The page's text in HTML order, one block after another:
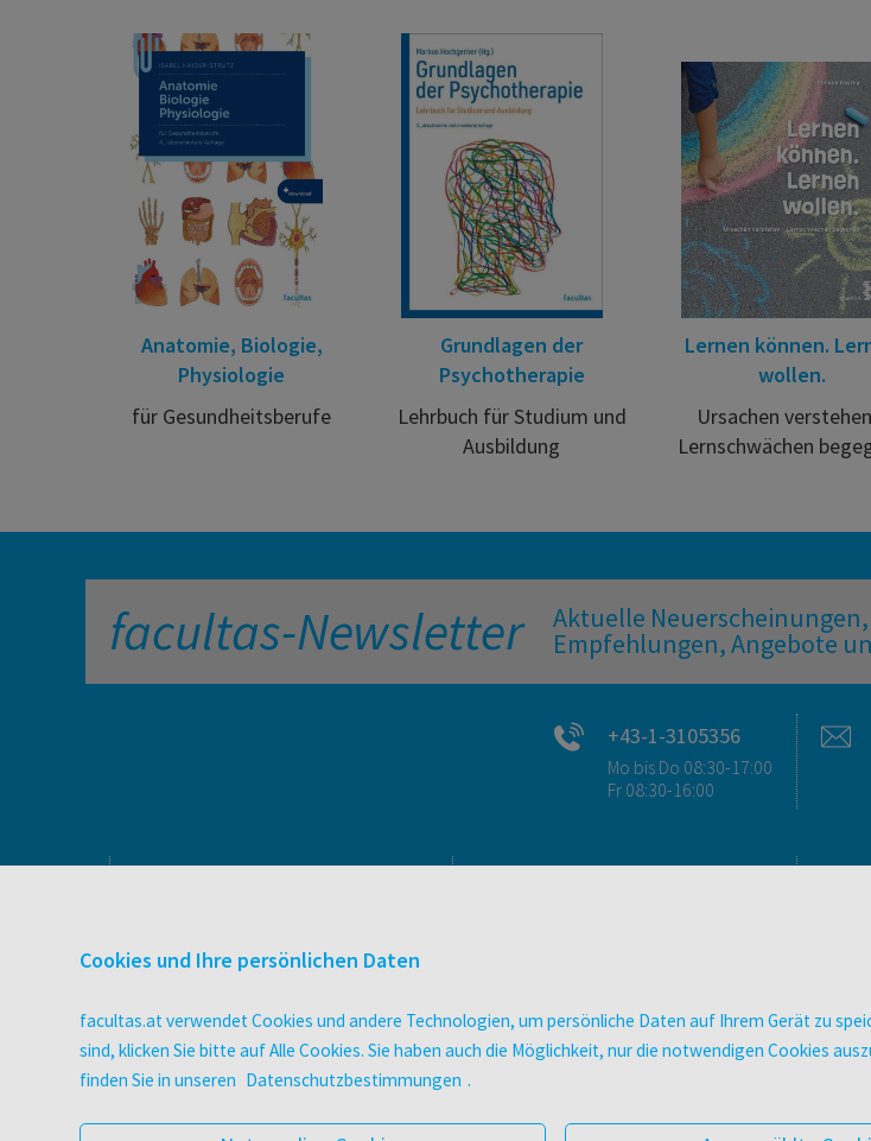
Anatomie, Biologie,
Physiologie
für Gesundheitsberufe
Grundlagen der
Psychotherapie
Lehrbuch für Studium und
Ausbildung
Lernen können.
wollen.
Ursachen
Lernschwächen
facultas-Newsletter Aktuelle Neuerscheinungen,
Empfehlungen, Angebote
+43-1-3105356
Mo bis Do 08:30-17:00
Fr 08:30-16:00
Buchhandel
Druckerei facultas druckt.
Wissen Magazin
Pflegeausbildung
Ansprechpartner:innen
So finden Sie uns
Cookies und Ihre persönlichen Daten
facultas.at verwendet Cookies und andere Technologien, um persönliche Daten auf Ihrem Gerät zu
sind, klicken Sie bitte auf Alle Cookies. Sie haben auch die Möglichkeit, nur die notwendigen Cookies
finden Sie in unseren Datenschutzbestimmungen .